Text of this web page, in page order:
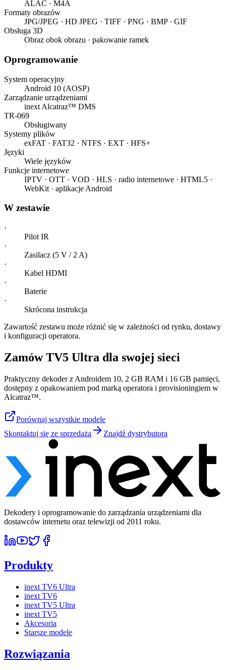
ALAC · M4A
Formaty obrazów
JPG/JPEG · HD JPEG · TIFF · PNG · BMP · GIF
Obsługa 3D
Obraz obok obrazu · pakowanie ramek
Oprogramowanie
System operacyjny
Android 10 (AOSP)
Zarządzanie urządzeniami
inext Alcatraz™ DMS
TR-069
Obsługiwany
Systemy plików
exFAT · FAT32 · NTFS · EXT · HFS+
Języki
Wiele języków
Funkcje internetowe
IPTV · OTT · VOD · HLS · radio internetowe · HTML5 ·
WebKit · aplikacje Android
W zestawie
·
Pilot IR
·
Zasilacz (5 V / 2 A)
·
Kabel HDMI
·
Baterie
·
Skrócona instrukcja
Zawartość zestawu może różnić się w zależności od rynku, dostawy
i konfiguracji operatora.
Zamów TV5 Ultra dla swojej sieci
Praktyczny dekoder z Androidem 10, 2 GB RAM i 16 GB pamięci,
dostępny z opakowaniem pod marką operatora i provisioningiem w
Alcatraz™.
Porównaj wszystkie modele
Skontaktuj się ze sprzedażą
Znajdź dystrybutora
Dekodery i oprogramowanie do zarządzania urządzeniami dla
dostawców internetu oraz telewizji od 2011 roku.
Produkty
inext TV6 Ultra
inext TV6
inext TV5 Ultra
inext TV5
Akcesoria
Starsze modele
Rozwiązania